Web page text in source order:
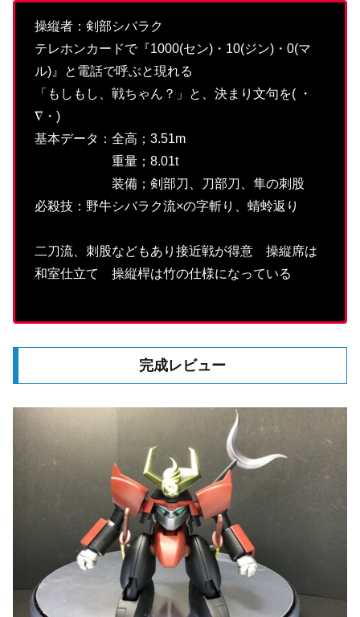
操縦者：剣部シバラク
テレホンカードで『1000(セン)・10(ジン)・0(マ
ル)』と電話で呼ぶと現れる
「もしもし、戦ちゃん？」と、決まり文句を( ・
∇・)
基本データ：全高；3.51m
重量；8.01t
装備；剣部刀、刀部刀、隼の刺股
必殺技：野牛シバラク流×の字斬り、蜻蛉返り
二刀流、刺股などもあり接近戦が得意 操縦席は
和室仕立て 操縦桿は竹の仕様になっている
完成レビュー